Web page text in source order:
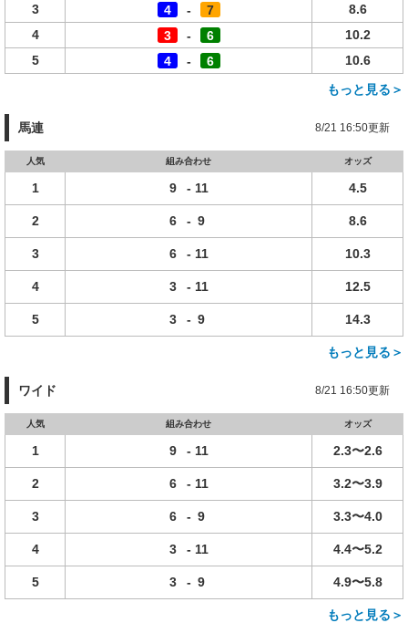
3
4 - 7
8.6
4
3 - 6
10.2
5
4 - 6
10.6
もっと見る＞
馬連 8/21 16:50更新
人気 組み合わせ オッズ
1 9 - 11 4.5
2 6 - 9 8.6
3 6 - 11 10.3
4 3 - 11 12.5
5 3 - 9 14.3
もっと見る＞
ワイド 8/21 16:50更新
人気 組み合わせ オッズ
1 9 - 11 2.3〜2.6
2 6 - 11 3.2〜3.9
3 6 - 9 3.3〜4.0
4 3 - 11 4.4〜5.2
5 3 - 9 4.9〜5.8
もっと見る＞